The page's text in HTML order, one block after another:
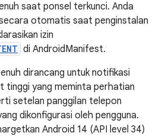
saat ponsel terkunci. Anda
otomatis saat penginstalan
izin
di AndroidManifest.
dirancang untuk notifikasi
tinggi yang meminta perhatian
setelan panggilan telepon
dikonfigurasi oleh pengguna.
Android 14 (API level 34)